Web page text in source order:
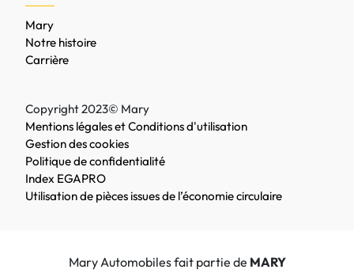
Mary
Notre histoire
Carrière
Copyright 2023© Mary
Mentions légales et Conditions d'utilisation
Gestion des cookies
Politique de confidentialité
Index EGAPRO
Utilisation de pièces issues de l’économie circulaire
Mary Automobiles fait partie de MARY